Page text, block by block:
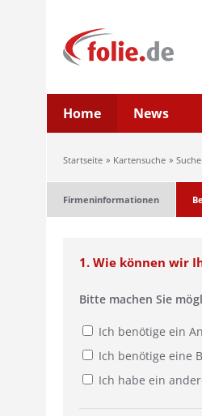
Home News
Startseite Kartensuche
Firmeninformationen
1. Wie können wir
Bitte machen Sie
Ich benötige ein
Ich benötige eine
Ich habe ein